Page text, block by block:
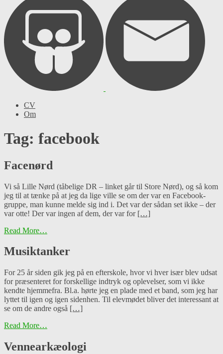
CV
Om
Tag: facebook
Facenørd
Vi så Lille Nørd (tåbelige DR – linket går til Store Nørd), og så kom
jeg til at tænke på at jeg da lige ville se om der var en Facebook-
gruppe, man kunne melde sig ind i. Det var der sådan set ikke – der
var otte! Der var ingen af dem, der var for […]
Read More…
Musiktanker
For 25 år siden gik jeg på en efterskole, hvor vi hver især blev udsat
for præsenteret for forskellige indtryk og oplevelser, som vi ikke
kendte hjemmefra. Bl.a. hørte jeg en plade med et band, som jeg har
lyttet til igen og igen sidenhen. Til elevmødet bliver det interessant at
se om de andre også […]
Read More…
Vennearkæologi